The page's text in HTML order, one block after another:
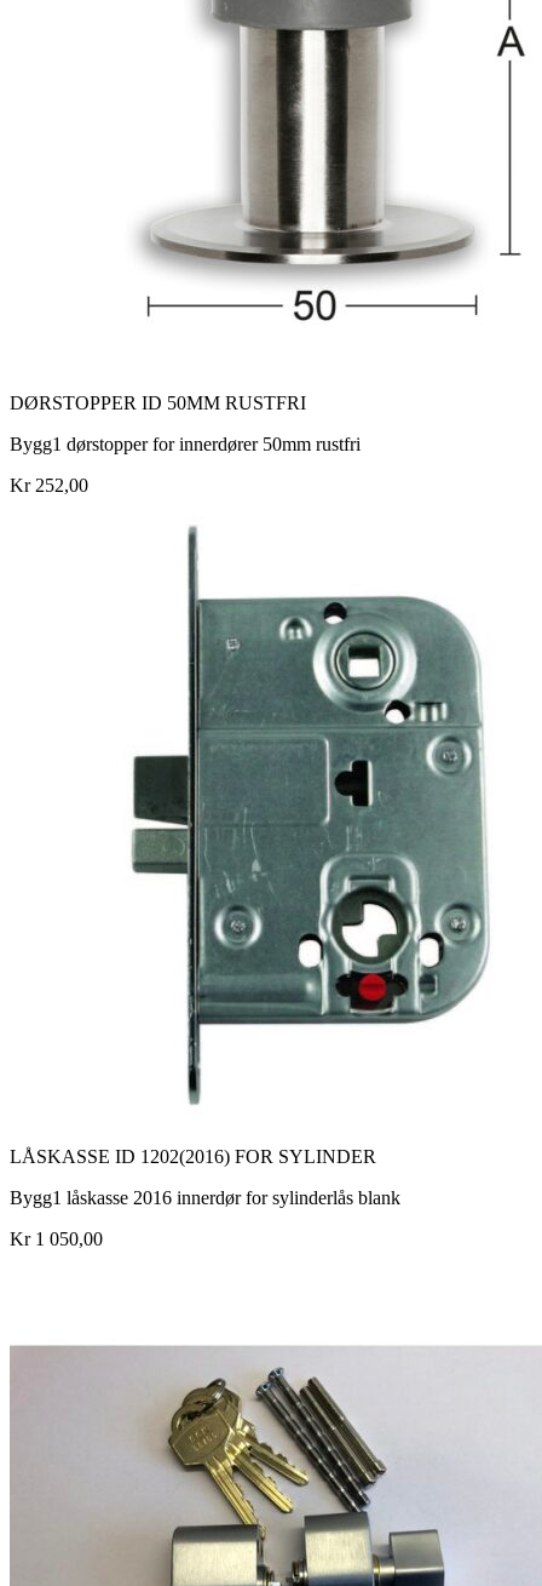
DØRSTOPPER ID 50MM RUSTFRI
Bygg1 dørstopper for innerdører 50mm rustfri
Kr 252,00
LÅSKASSE ID 1202(2016) FOR SYLINDER
Bygg1 låskasse 2016 innerdør for sylinderlås blank
Kr 1 050,00